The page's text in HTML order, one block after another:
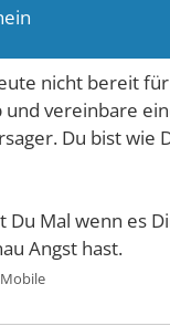
nicht bereit
und vereinbare
Du bist wie
Du Mal wenn es
Angst hast.